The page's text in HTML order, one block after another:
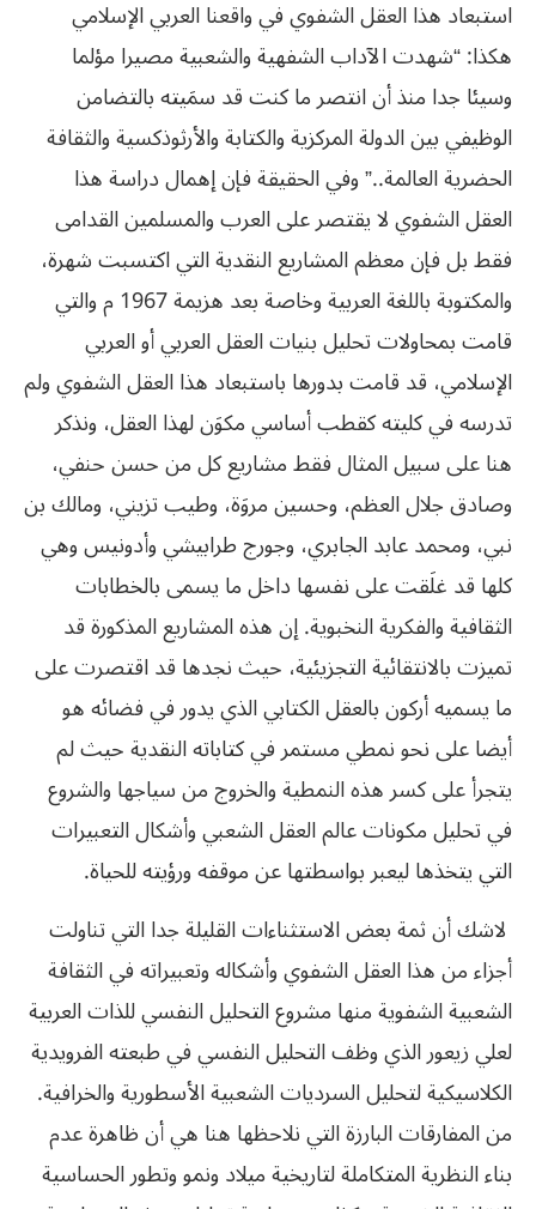
‬هكذا‮: “‬شهدت الآداب الشفهية والشعبية مصيرا مؤلما
وسيئا جدا منذ أن انتصر ما كنت قد سمَيته بالتضامن
الوظيفي‮ ‬بين الدولة المركزية والكتابة والأرثوذكسية والثقافة
الحضرية العالمة‮..” ‬وفي‮ ‬الحقيقة فإن إهمال دراسة هذا
العقل الشفوي‮ ‬لا‮ ‬يقتصر على العرب والمسلمين القدامى
‬الإسلامي،‮ ‬قد قامت بدورها باستبعاد هذا العقل الشفوي‮ ‬ولم
تدرسه في‮ ‬كليته كقطب أساسي‮ ‬مكوَن لهذا العقل،‮ ‬ونذكر
‬وصادق جلال العظم،‮ ‬وحسين مروَة،‮ ‬وطيب تزيني،‮ ‬ومالك بن
‬كلها قد‮ ‬غلَقت على نفسها داخل ما‮ ‬يسمى بالخطابات
الثقافية والفكرية النخبوية‮. ‬إن هذه المشاريع المذكورة قد
تميزت بالانتقائية التجزيئية،‮ ‬حيث نجدها قد اقتصرت على
ما‮ ‬يسميه أركون بالعقل الكتابي‮ ‬الذي‮ ‬يدور في‮ ‬فضائه هو
‬يتجرأ على كسر هذه النمطية والخروج من سياجها والشروع
في‮ ‬تحليل مكونات عالم العقل الشعبي‮ ‬وأشكال التعبيرات
التي‮ ‬يتخذها ليعبر بواسطتها عن موقفه ورؤيته للحياة‮. ‬
‭ ‬لاشك أن ثمة بعض الاستثناءات القليلة جدا التي‮ ‬تناولت
أجزاء من هذا العقل الشفوي‮ ‬وأشكاله وتعبيراته في‮ ‬الثقافة
الشعبية الشفوية منها مشروع التحليل النفسي‮ ‬للذات العربية
لعلي‮ ‬زيعور الذي‮ ‬وظف التحليل النفسي‮ ‬في‮ ‬طبعته الفرويدية
الكلاسيكية لتحليل السرديات الشعبية الأسطورية والخرافية‮.
‬من المفارقات البارزة التي‮ ‬نلاحظها هنا هي‮ ‬أن ظاهرة عدم
بناء النظرية المتكاملة لتاريخية ميلاد ونمو وتطور الحساسية